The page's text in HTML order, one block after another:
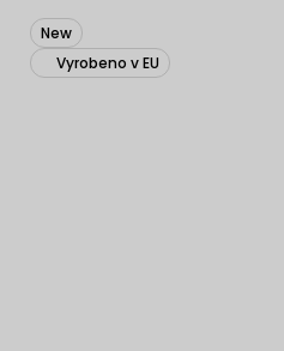
New
Vyrobeno v EU